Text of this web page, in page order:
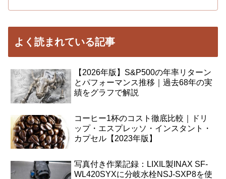
よく読まれている記事
【2026年版】S&P500の年率リターン
とパフォーマンス推移｜過去68年の実
績をグラフで解説
コーヒー1杯のコスト徹底比較｜ドリ
ップ・エスプレッソ・インスタント・
カプセル【2023年版】
写真付き作業記録：LIXIL製INAX SF-
WL420SYXに分岐水栓NSJ-SXP8を使